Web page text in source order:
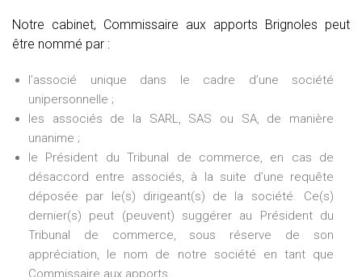
Notre cabinet, Commissaire aux apports Brignoles peut
être nommé par :
l’associé unique dans le cadre d’une société
unipersonnelle ;
les associés de la SARL, SAS ou SA, de manière
unanime ;
le Président du Tribunal de commerce, en cas de
désaccord entre associés, à la suite d’une requête
déposée par le(s) dirigeant(s) de la société. Ce(s)
dernier(s) peut (peuvent) suggérer au Président du
Tribunal de commerce, sous réserve de son
appréciation, le nom de notre société en tant que
Commissaire aux apports.